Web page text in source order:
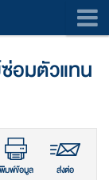
อมตัวแทน
พิมพ์ข้อมูล ส่งต่อ